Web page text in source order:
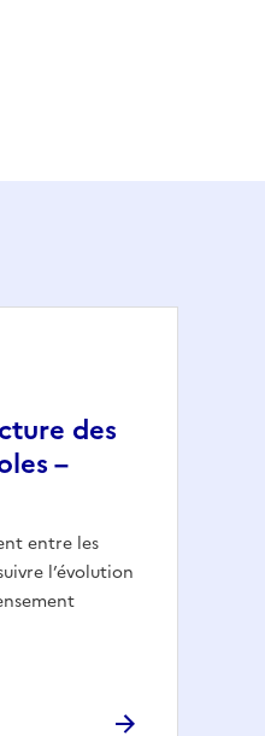
des
–
entre les
l’évolution